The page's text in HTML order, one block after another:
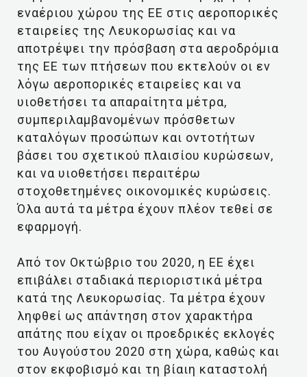
εναέριου χώρου της ΕΕ στις αεροπορικές
εταιρείες της Λευκορωσίας και να
αποτρέψει την πρόσβαση στα αεροδρόμια
της ΕΕ των πτήσεων που εκτελούν οι εν
λόγω αεροπορικές εταιρείες και να
υιοθετήσει τα απαραίτητα μέτρα,
συμπεριλαμβανομένων πρόσθετων
καταλόγων προσώπων και οντοτήτων
βάσει του σχετικού πλαισίου κυρώσεων,
και να υιοθετήσει περαιτέρω
στοχοθετημένες οικονομικές κυρώσεις.
Όλα αυτά τα μέτρα έχουν πλέον τεθεί σε
εφαρμογή.
Από τον Οκτώβριο του 2020, η ΕΕ έχει
επιβάλει σταδιακά περιοριστικά μέτρα
κατά της Λευκορωσίας. Τα μέτρα έχουν
ληφθεί ως απάντηση στον χαρακτήρα
απάτης που είχαν οι προεδρικές εκλογές
του Αυγούστου 2020 στη χώρα, καθώς και
στον εκφοβισμό και τη βίαιη καταστολή